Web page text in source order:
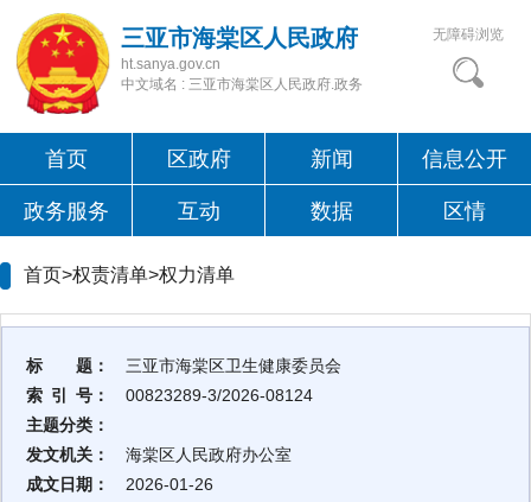
三亚市海棠区人民政府
ht.sanya.gov.cn
中文域名 : 三亚市海棠区人民政府.政务
无障碍浏览
首页 区政府 新闻 信息公开
政务服务 互动 数据 区情
首页>权责清单>权力清单
标 题：
三亚市海棠区卫生健康委员会
索 引 号：
00823289-3/2026-08124
主题分类：
发文机关：
海棠区人民政府办公室
成文日期：
2026-01-26